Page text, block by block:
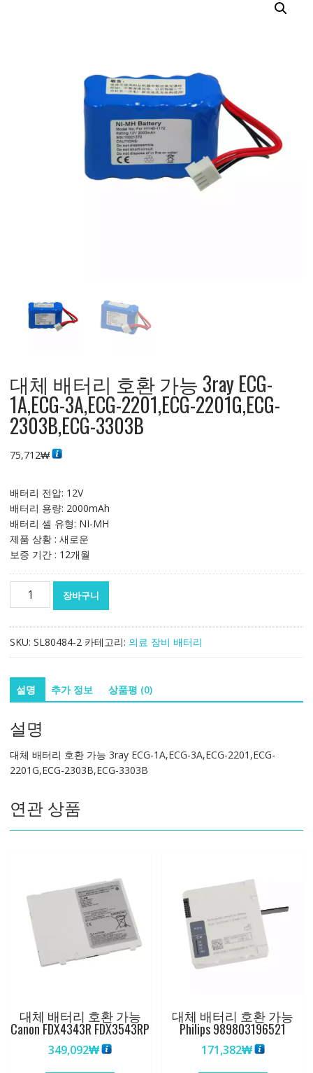
대체 배터리 호환 가능 3ray ECG-
1A,ECG-3A,ECG-2201,ECG-2201G,ECG-
2303B,ECG-3303B
75,712₩
배터리 전압: 12V
배터리 용량: 2000mAh
배터리 셀 유형: NI-MH
제품 상황 : 새로운
보증 기간 : 12개월
리
환
가
3ray
1A,ECG-
3A,ECG-
2201G,ECG-
2303B,ECG-
3303B
장바구니
SKU: SL80484-2 카테고리: 의료 장비 배터리
설명 추가 정보 상품평 (0)
설명
대체 배터리 호환 가능 3ray ECG-1A,ECG-3A,ECG-2201,ECG-
2201G,ECG-2303B,ECG-3303B
연관 상품
대체 배터리 호환 가능
Canon FDX4343R FDX3543RP
349,092₩
대체 배터리 호환 가능
Philips 989803196521
171,382₩